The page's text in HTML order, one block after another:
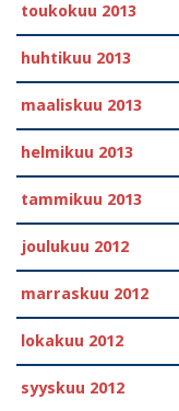
toukokuu 2013
huhtikuu 2013
maaliskuu 2013
helmikuu 2013
tammikuu 2013
joulukuu 2012
marraskuu 2012
lokakuu 2012
syyskuu 2012